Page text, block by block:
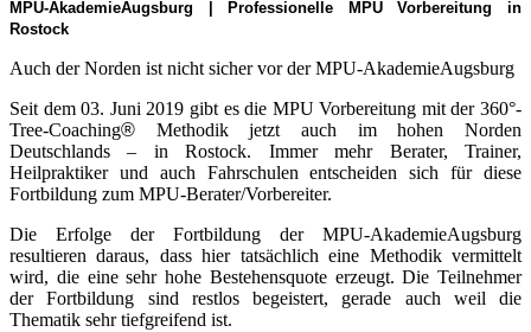
MPU-AkademieAugsburg | Professionelle MPU Vorbereitungin
Rostock
Auch der Norden ist nicht sicher vor der MPU-AkademieAugsburg
Seit dem 03. Juni 2019 gibt es die MPU Vorbereitung mit der 360°-
Tree-Coaching® Methodik jetzt auch im hohen Norden
Deutschlands – in Rostock. Immer mehr Berater, Trainer,
Heilpraktiker und auch Fahrschulen entscheiden sich für diese
Fortbildung zum MPU-Berater/Vorbereiter.
Die Erfolge der Fortbildung der MPU-AkademieAugsburg
resultieren daraus, dass hier tatsächlich eine Methodik vermittelt
wird, die eine sehr hohe Bestehensquote erzeugt. Die Teilnehmer
der Fortbildung sind restlos begeistert, gerade auch weil die
Thematik sehr tiefgreifend ist.